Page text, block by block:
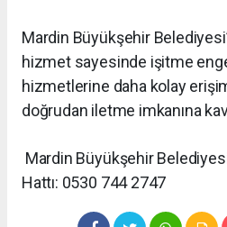
Mardin Büyükşehir
hizmet sayesinde işitme
hizmetlerine daha kolay
doğrudan iletme imkanına
Mardin Büyükşehir
Hattı: 0530 744 2747